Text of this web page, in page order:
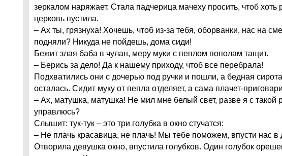
зеркалом наряжает. Стала падчерица мачеху просить, чтоб хоть
церковь пустила.
– Ах ты, грязнуха! Хочешь, чтоб из-за тебя, оборванки, нас на
подняли? Никуда не пойдешь, дома сиди!
Бежит злая баба в чулан, меру муки с пеплом пополам тащит.
– Берись за дело! Да к нашему приходу, чтоб все перебрала!
Подхватились они с дочерью под ручки и пошли, а бедная
осталась. Сидит муку от пепла отделяет, а сама плачет-
– Ах, матушка, матушка! Не мил мне белый свет, разве я с такой
управлюсь?
Слышит: тук-тук – это три голубка в окно стучатся:
– Не плачь красавица, не плачь! Мы тебе поможем, впусти нас в
Отворила девушка окно, впустила голубков. Один голубок